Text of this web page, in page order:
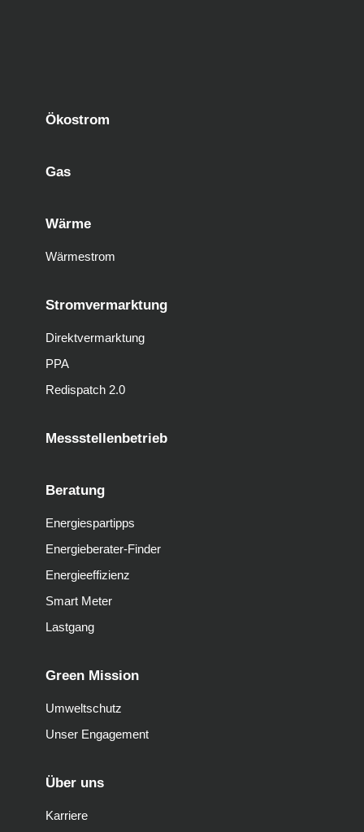
Ökostrom
Gas
Wärme
Wärmestrom
Stromvermarktung
Direktvermarktung
PPA
Redispatch 2.0
Messstellenbetrieb
Beratung
Energiespartipps
Energieberater-Finder
Energieeffizienz
Smart Meter
Lastgang
Green Mission
Umweltschutz
Unser Engagement
Über uns
Karriere